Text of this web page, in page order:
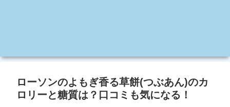
ローソンのよもぎ香る草餅(つぶあん)のカ
ロリーと糖質は？口コミも気になる！